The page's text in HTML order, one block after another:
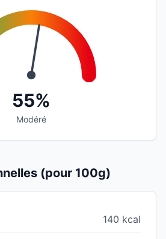
55%
Modéré
(pour 100g)
140 kcal